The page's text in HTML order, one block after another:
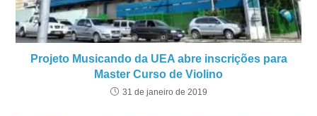
Projeto Musicando da UEA abre inscrições para
Master Curso de Violino
31 de janeiro de 2019